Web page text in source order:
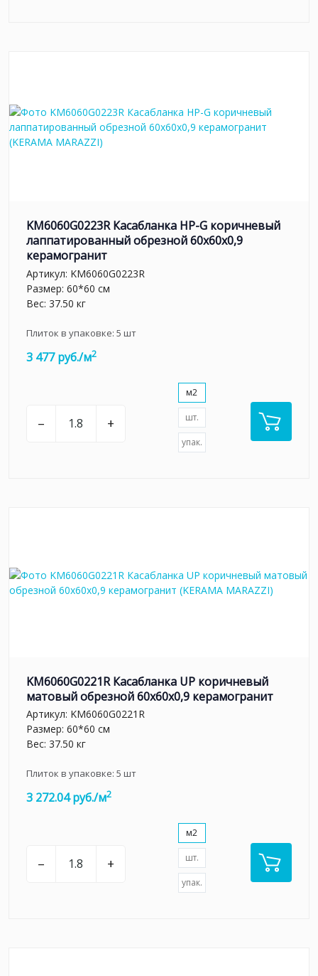
KM6060G0223R Касабланка HP-G коричневый
лаппатированный обрезной 60x60x0,9
керамогранит
Артикул: KM6060G0223R
Размер: 60*60 см
Вес: 37.50 кг
Плиток в упаковке: 5 шт
3 477 руб./м2
– +
м2
шт.
упак.
KM6060G0221R Касабланка UP коричневый
матовый обрезной 60x60x0,9 керамогранит
Артикул: KM6060G0221R
Размер: 60*60 см
Вес: 37.50 кг
Плиток в упаковке: 5 шт
3 272.04 руб./м2
– +
м2
шт.
упак.